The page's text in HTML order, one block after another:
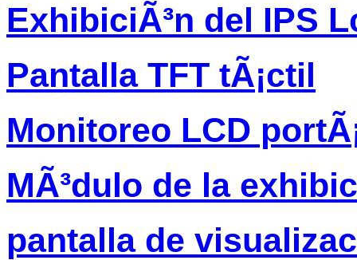
ExhibiciÃ³n del IPS
Pantalla TFT tÃ¡ctil
Monitoreo LCD
MÃ³dulo de la
pantalla de